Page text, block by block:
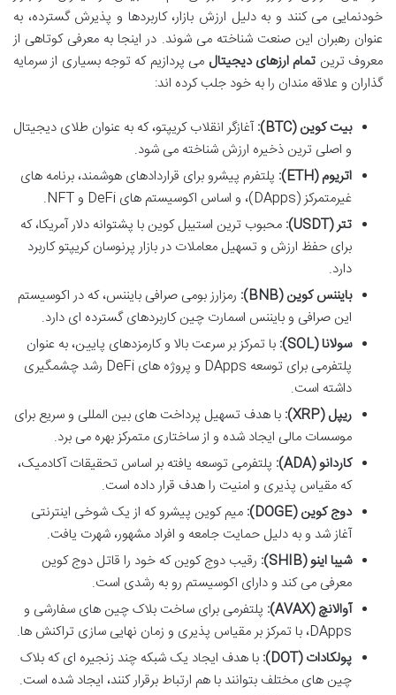
خودنمایی می کنند و به دلیل ارزش بازار، کاربردها و پذیرش گسترده، به
عنوان رهبران این صنعت شناخته می شوند. در اینجا به معرفی کوتاهی از
معروف ترین تمام ارزهای دیجیتال می پردازیم که توجه بسیاری از سرمایه
گذاران و علاقه مندان را به خود جلب کرده اند:
بیت کوین (BTC):
آغازگر انقلاب کریپتو، که به عنوان طلای دیجیتال
و اصلی ترین ذخیره ارزش شناخته می شود.
اتریوم (ETH):
پلتفرم پیشرو برای قراردادهای هوشمند، برنامه های
غیرمتمرکز (DApps)، و اساس اکوسیستم های DeFi و NFT.
تتر (USDT):
محبوب ترین استیبل کوین با پشتوانه دلار آمریکا، که
برای حفظ ارزش و تسهیل معاملات در بازار پرنوسان کریپتو کاربرد
دارد.
بایننس کوین (BNB):
رمزارز بومی صرافی بایننس، که در اکوسیستم
این صرافی و بایننس اسمارت چین کاربردهای گسترده ای دارد.
سولانا (SOL):
با تمرکز بر سرعت بالا و کارمزدهای پایین، به عنوان
پلتفرمی برای توسعه DApps و پروژه های DeFi رشد چشمگیری
داشته است.
ریپل (XRP):
با هدف تسهیل پرداخت های بین المللی و سریع برای
موسسات مالی ایجاد شده و از ساختاری متمرکز بهره می برد.
کاردانو (ADA):
پلتفرمی توسعه یافته بر اساس تحقیقات آکادمیک،
که مقیاس پذیری و امنیت را هدف قرار داده است.
دوج کوین (DOGE):
میم کوین پیشرو که از یک شوخی اینترنتی
آغاز شد و به دلیل حمایت جامعه و افراد مشهور، شهرت یافت.
شیبا اینو (SHIB):
رقیب دوج کوین که خود را قاتل دوج کوین
معرفی می کند و دارای اکوسیستم رو به رشدی است.
آوالانچ (AVAX):
پلتفرمی برای ساخت بلاک چین های سفارشی و
DApps، با تمرکز بر مقیاس پذیری و زمان نهایی سازی تراکنش ها.
پولکادات (DOT):
با هدف ایجاد یک شبکه چند زنجیره ای که بلاک
چین های مختلف بتوانند با هم ارتباط برقرار کنند، ایجاد شده است.